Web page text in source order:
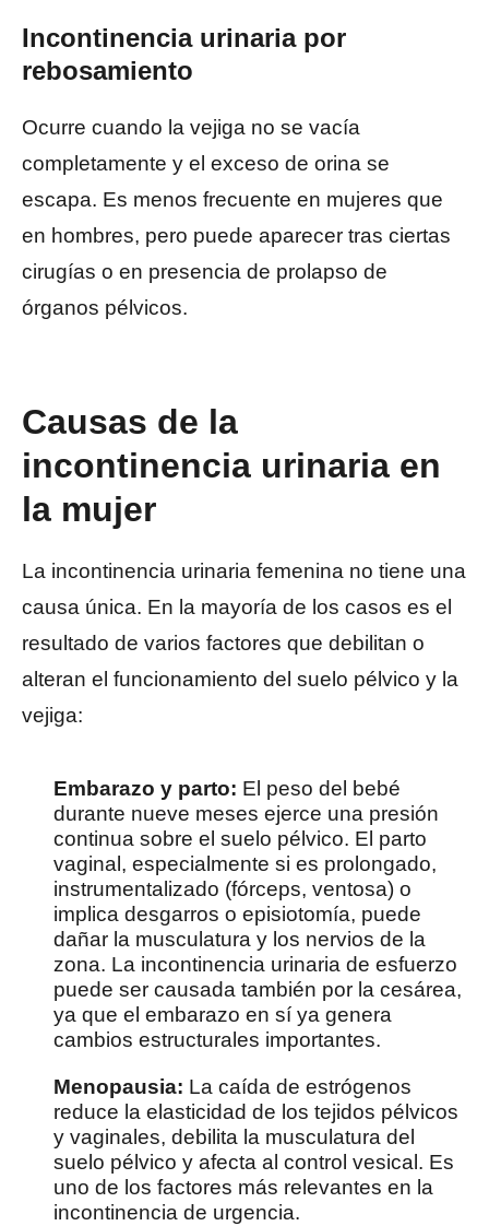
Incontinencia urinaria por
rebosamiento
Ocurre cuando la vejiga no se vacía
completamente y el exceso de orina se
escapa. Es menos frecuente en mujeres que
en hombres, pero puede aparecer tras ciertas
cirugías o en presencia de prolapso de
órganos pélvicos.
Causas de la
incontinencia urinaria en
la mujer
La incontinencia urinaria femenina no tiene una
causa única. En la mayoría de los casos es el
resultado de varios factores que debilitan o
alteran el funcionamiento del suelo pélvico y la
vejiga:
Embarazo y parto: El peso del bebé
durante nueve meses ejerce una presión
continua sobre el suelo pélvico. El parto
vaginal, especialmente si es prolongado,
instrumentalizado (fórceps, ventosa) o
implica desgarros o episiotomía, puede
dañar la musculatura y los nervios de la
zona. La incontinencia urinaria de esfuerzo
puede ser causada también por la cesárea,
ya que el embarazo en sí ya genera
cambios estructurales importantes.
Menopausia: La caída de estrógenos
reduce la elasticidad de los tejidos pélvicos
y vaginales, debilita la musculatura del
suelo pélvico y afecta al control vesical. Es
uno de los factores más relevantes en la
incontinencia de urgencia.